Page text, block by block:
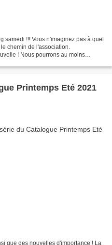
samedi !!! Vous n'imaginez pas à quel
chemin de l'association.
! Nous pourrons au moins
Printemps Eté 2021
que des nouvelles d'importance ! La